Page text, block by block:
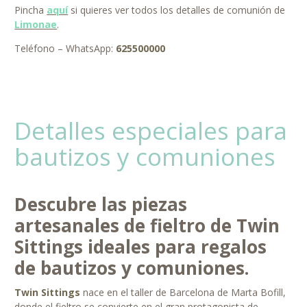
Pincha aquísi quieres ver todos los detalles de comunión de
Limonae.
Teléfono – WhatsApp: 625500000
Detalles especiales para
bautizos y comuniones
Descubre las piezas
artesanales de fieltro de Twin
Sittings ideales para regalos
de bautizos y comuniones.
Twin Sittings nace en el taller de Barcelona de Marta Bofill,